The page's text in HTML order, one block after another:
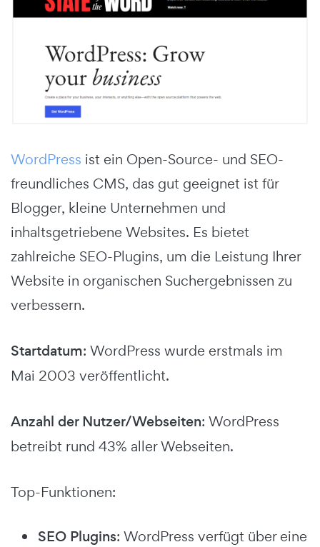
WordPress ist ein Open-Source- und SEO-
freundliches CMS, das gut geeignet ist für
Blogger, kleine Unternehmen und
inhaltsgetriebene Websites. Es bietet
zahlreiche SEO-Plugins, um die Leistung Ihrer
Website in organischen Suchergebnissen zu
verbessern.
Startdatum: WordPress wurde erstmals im
Mai 2003 veröffentlicht.
Anzahl der Nutzer/Webseiten: WordPress
betreibt rund 43% aller Webseiten.
Top-Funktionen:
SEO Plugins: WordPress verfügt über eine